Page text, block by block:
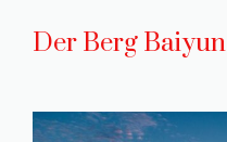
Der Berg Baiyun